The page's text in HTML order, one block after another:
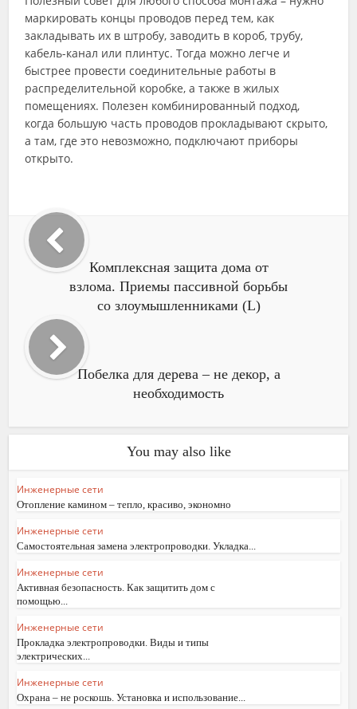
маркировать концы проводов перед тем, как
закладывать их в штробу, заводить в короб, трубу,
кабель-канал или плинтус. Тогда можно легче и
быстрее провести соединительные работы в
распределительной коробке, а также в жилых
помещениях. Полезен комбинированный подход,
когда большую часть проводов прокладывают скрыто,
а там, где это невозможно, подключают приборы
открыто.
Комплексная защита дома от
взлома. Приемы пассивной борьбы
со злоумышленниками (L)
Побелка для дерева – не декор, а
необходимость
You may also like
Инженерные сети
Отопление камином – тепло, красиво, экономно
Инженерные сети
Самостоятельная замена электропроводки. Укладка...
Инженерные сети
Активная безопасность. Как защитить дом с
помощью...
Инженерные сети
Прокладка электропроводки. Виды и типы
электрических...
Инженерные сети
Охрана – не роскошь. Установка и использование...